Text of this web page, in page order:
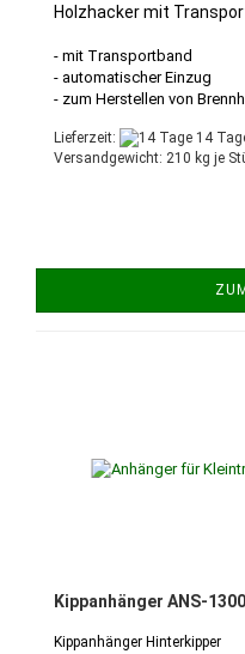
Holzhacker mit
- mit Transportband
- automatischer Einzug
- zum Herstellen von
Lieferzeit: 14
Versandgewicht: 210 kg je
Kippanhänger ANS-1300
Kippanhänger Hinterkipper